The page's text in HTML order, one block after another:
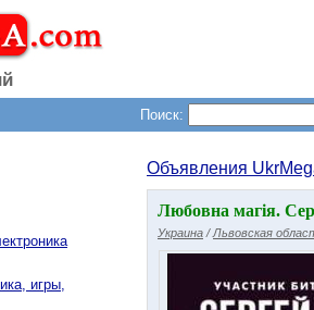
Поиск:
игры,
Объявления
Любовна магія.
Украина /Львовская